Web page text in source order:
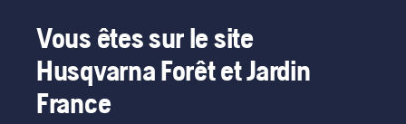
Vous êtes sur le site
Husqvarna Forêt et Jardin
France